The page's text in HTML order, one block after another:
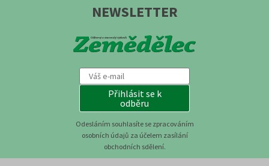
NEWSLETTER
Přihlásit se k
odběru
Odesláním souhlasíte se zpracováním
osobních údajů za účelem zasílání
obchodních sdělení.